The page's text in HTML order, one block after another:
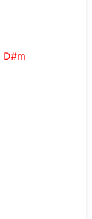
D#m